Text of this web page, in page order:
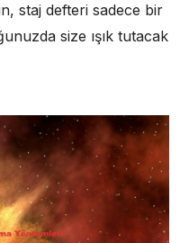
staj defteri sadece bir
size ışık tutacak